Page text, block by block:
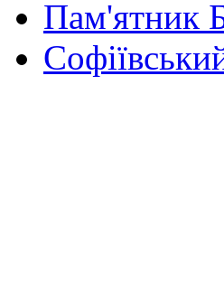
Пам'ятник